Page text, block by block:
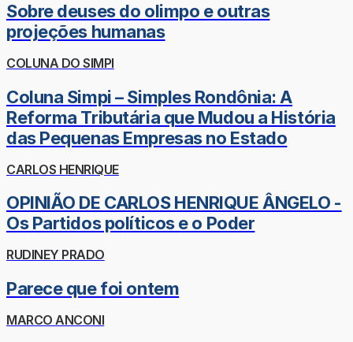
Sobre deuses do olimpo e outras
projeções humanas
COLUNA DO SIMPI
Coluna Simpi – Simples Rondônia: A
Reforma Tributária que Mudou a História
das Pequenas Empresas no Estado
CARLOS HENRIQUE
OPINIÃO DE CARLOS HENRIQUE ÂNGELO -
Os Partidos políticos e o Poder
RUDINEY PRADO
Parece que foi ontem
MARCO ANCONI